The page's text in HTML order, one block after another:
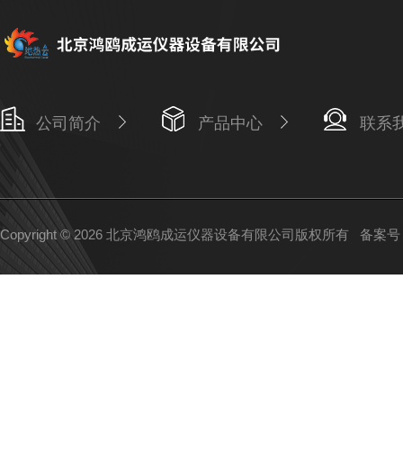
公司简介 产品中心 联系
Copyright © 2026 北京鸿鸥成运仪器设备有限公司版权所有 备案号